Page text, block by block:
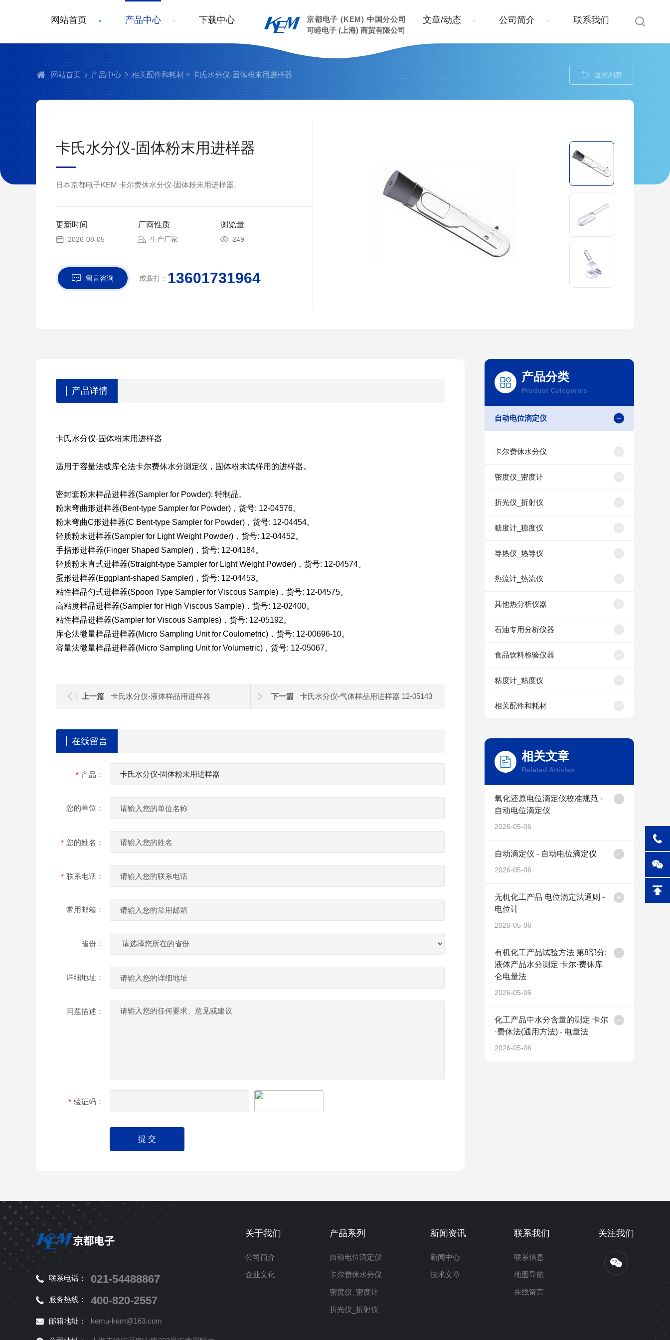
京都电子 (KEM) 中国分公司
可睦电子 (上海) 商贸有限公司
网站首页 产品中心 下载中心 文章/动态 公司简介 联系我们
网站首页 产品中心 相关配件和耗材 > 卡氏水分仪-固体粉末用进样器 返回列表
卡氏水分仪-固体粉末用进样器
日本京都电子KEM 卡尔费休水分仪-固体粉末用进样器。
更新时间
2026-08-05
厂商性质
生产厂家
浏览量
249
留言咨询 或拨打： 13601731964
产品分类
Product Categories
自动电位滴定仪
卡尔费休水分仪
密度仪_密度计
折光仪_折射仪
糖度计_糖度仪
导热仪_热导仪
热流计_热流仪
其他热分析仪器
石油专用分析仪器
食品饮料检验仪器
粘度计_粘度仪
相关配件和耗材
相关文章
Related Articles
氧化还原电位滴定仪校准规范 -
自动电位滴定仪
2026-05-06
自动滴定仪 - 自动电位滴定仪
2026-05-06
无机化工产品 电位滴定法通则 -
电位计
2026-05-06
有机化工产品试验方法 第8部分:
液体产品水分测定 卡尔·费休库
仑电量法
2026-05-06
化工产品中水分含量的测定 卡尔
·费休法(通用方法) - 电量法
2026-05-06
产品详情
卡氏水分仪-固体粉末用进样器
适用于容量法或库仑法卡尔费休水分测定仪，固体粉末试样用的进样器。
密封套粉末样品进样器(Sampler for Powder): 特制品。
粉末弯曲形进样器(Bent-type Sampler for Powder)，货号: 12-04576。
粉末弯曲C形进样器(C Bent-type Sampler for Powder)，货号: 12-04454。
轻质粉末进样器(Sampler for Light Weight Powder)，货号: 12-04452。
手指形进样器(Finger Shaped Sampler)，货号: 12-04184。
轻质粉末直式进样器(Straight-type Sampler for Light Weight Powder)，货号: 12-04574。
蛋形进样器(Eggplant-shaped Sampler)，货号: 12-04453。
粘性样品勺式进样器(Spoon Type Sampler for Viscous Sample)，货号: 12-04575。
高粘度样品进样器(Sampler for High Viscous Sample)，货号: 12-02400。
粘性样品进样器(Sampler for Viscous Samples)，货号: 12-05192。
库仑法微量样品进样器(Micro Sampling Unit for Coulometric)，货号: 12-00696-10。
容量法微量样品进样器(Micro Sampling Unit for Volumetric)，货号: 12-05067。
上一篇 卡氏水分仪-液体样品用进样器 下一篇 卡氏水分仪-气体样品用进样器 12-05143
在线留言
产品：
您的单位：
您的姓名：
联系电话：
常用邮箱：
省份：
详细地址：
问题描述：
验证码：
联系电话： 021-54488867
服务热线： 400-820-2557
邮箱地址： kemu-kem@163.com
关于我们
公司简介
企业文化
产品系列
自动电位滴定仪
卡尔费休水分仪
密度仪_密度计
折光仪_折射仪
新闻资讯
新闻中心
技术文章
联系我们
联系信息
地图导航
在线留言
关注我们